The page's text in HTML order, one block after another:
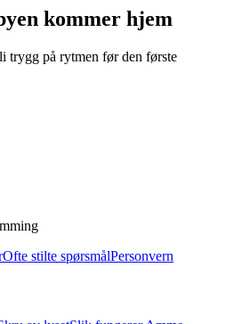
kommer hjem
trygg på rytmen før den første
Ofte stilte spørsmålPersonvern